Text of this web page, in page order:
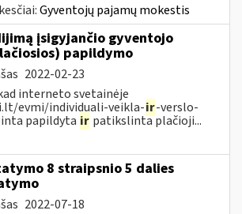
Gyventojų pajamų mokestis
įsigyjančio gyventojo
papildymo
2022-02-23
interneto svetainėje
evmi/individuali-veikla-ir-verslo-
papildyta ir patikslinta plačioji...
8 straipsnio 5 dalies
2022-07-18